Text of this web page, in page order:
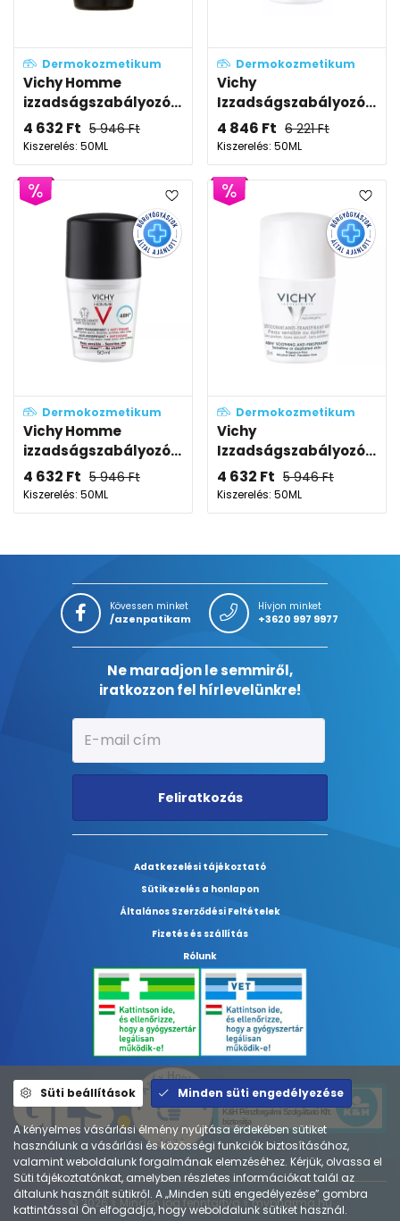
Dermokozmetikum
Vichy Homme
izzadságszabályozó...
4 632 Ft 5 946Ft
Kiszerelés: 50ML
Dermokozmetikum
Vichy
Izzadságszabályozó...
4 846 Ft 6 221Ft
Kiszerelés: 50ML
Dermokozmetikum
Vichy Homme
izzadságszabályozó...
4 632 Ft 5 946Ft
Kiszerelés: 50ML
Dermokozmetikum
Vichy
Izzadságszabályozó...
4 632 Ft 5 946Ft
Kiszerelés: 50ML
Kövessen minket
/azenpatikam
Hívjon minket
+3620 997 9977
Ne maradjon le semmiről,
iratkozzon fel hírlevelünkre!
Feliratkozás
Adatkezelési tájékoztató
Sütikezelés a honlapon
Általános Szerződési Feltételek
Fizetés és szállítás
Rólunk
© 2026 ⚕︎ Minden jog fenntartva ⚕︎ mypharma.hu
Süti beállítások Minden süti engedélyezése
A kényelmes vásárlási élmény nyújtása érdekében sütiket
használunk a vásárlási és közösségi funkciók biztosításához,
valamint weboldalunk forgalmának elemzéséhez. Kérjük, olvassa el
Süti tájékoztatónkat, amelyben részletes információkat talál az
általunk használt sütikről. A „Minden süti engedélyezése” gombra
kattintással Ön elfogadja, hogy weboldalunk sütiket használ.